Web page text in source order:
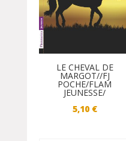
LE CHEVAL DE
MARGOT//FJ
POCHE/FLAM
JEUNESSE/
5,10 €